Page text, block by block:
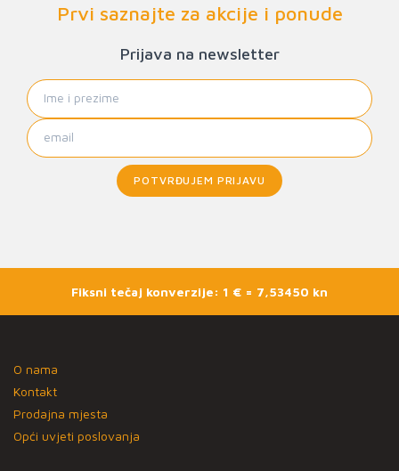
Prvi saznajte za akcije i ponude
Prijava na newsletter
POTVRĐUJEM PRIJAVU
Fiksni tečaj konverzije: 1 € = 7,53450 kn
O nama
Kontakt
Prodajna mjesta
Opći uvjeti poslovanja